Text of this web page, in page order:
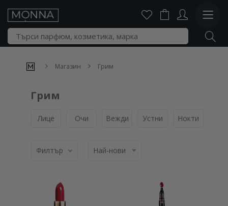
Магазин Грим
Грим
Лице Очи Вежди Устни Нокти
Филтър Най-нови